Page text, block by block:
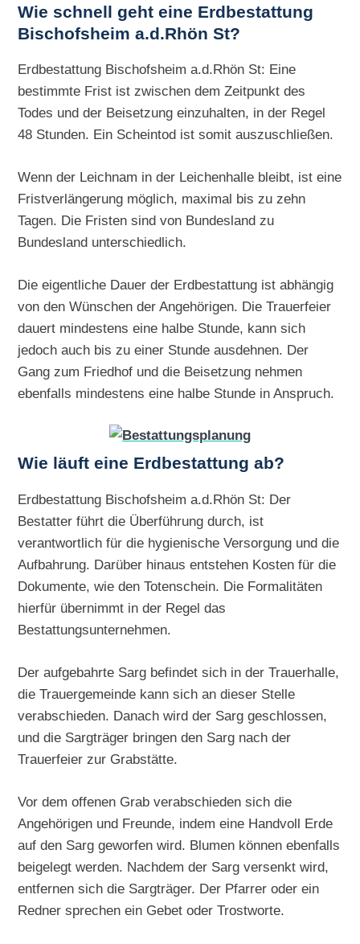
Wie schnell geht eine Erdbestattung
Bischofsheim a.d.Rhön St?
Erdbestattung Bischofsheim a.d.Rhön St: Eine
bestimmte Frist ist zwischen dem Zeitpunkt des
Todes und der Beisetzung einzuhalten, in der Regel
48 Stunden. Ein Scheintod ist somit auszuschließen.
Wenn der Leichnam in der Leichenhalle bleibt, ist eine
Fristverlängerung möglich, maximal bis zu zehn
Tagen. Die Fristen sind von Bundesland zu
Bundesland unterschiedlich.
Die eigentliche Dauer der Erdbestattung ist abhängig
von den Wünschen der Angehörigen. Die Trauerfeier
dauert mindestens eine halbe Stunde, kann sich
jedoch auch bis zu einer Stunde ausdehnen. Der
Gang zum Friedhof und die Beisetzung nehmen
ebenfalls mindestens eine halbe Stunde in Anspruch.
Wie läuft eine Erdbestattung ab?
Erdbestattung Bischofsheim a.d.Rhön St: Der
Bestatter führt die Überführung durch, ist
verantwortlich für die hygienische Versorgung und die
Aufbahrung. Darüber hinaus entstehen Kosten für die
Dokumente, wie den Totenschein. Die Formalitäten
hierfür übernimmt in der Regel das
Bestattungsunternehmen.
Der aufgebahrte Sarg befindet sich in der Trauerhalle,
die Trauergemeinde kann sich an dieser Stelle
verabschieden. Danach wird der Sarg geschlossen,
und die Sargträger bringen den Sarg nach der
Trauerfeier zur Grabstätte.
Vor dem offenen Grab verabschieden sich die
Angehörigen und Freunde, indem eine Handvoll Erde
auf den Sarg geworfen wird. Blumen können ebenfalls
beigelegt werden. Nachdem der Sarg versenkt wird,
entfernen sich die Sargträger. Der Pfarrer oder ein
Redner sprechen ein Gebet oder Trostworte.